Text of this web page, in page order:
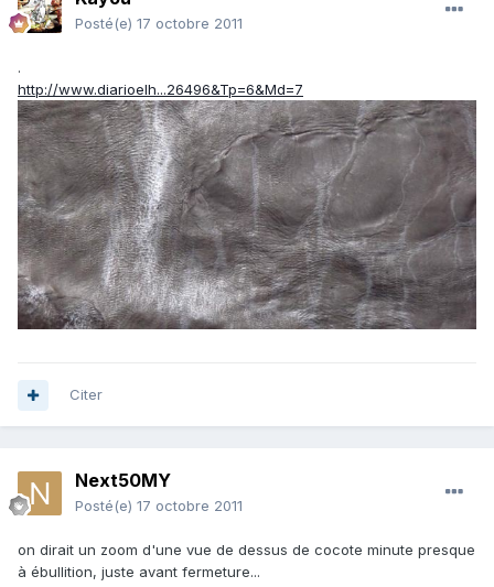
Posté(e) 17 octobre 2011
.
http://www.diarioelh...26496&Tp=6&Md=7
Citer
Next50MY
Posté(e) 17 octobre 2011
on dirait un zoom d'une vue de dessus de cocote minute presque
à ébullition, juste avant fermeture...